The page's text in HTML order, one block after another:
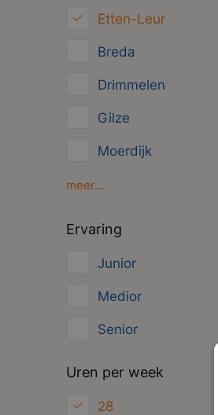
Etten-Leur
Breda
Drimmelen
Gilze
Moerdijk
Oosterhout
meer...
Ervaring
Junior
Medior
Senior
Uren per week
28